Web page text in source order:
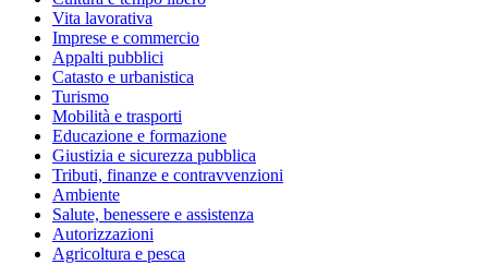
Vita lavorativa
Imprese e commercio
Appalti pubblici
Catasto e urbanistica
Turismo
Mobilità e trasporti
Educazione e formazione
Giustizia e sicurezza pubblica
Tributi, finanze e contravvenzioni
Ambiente
Salute, benessere e assistenza
Autorizzazioni
Agricoltura e pesca